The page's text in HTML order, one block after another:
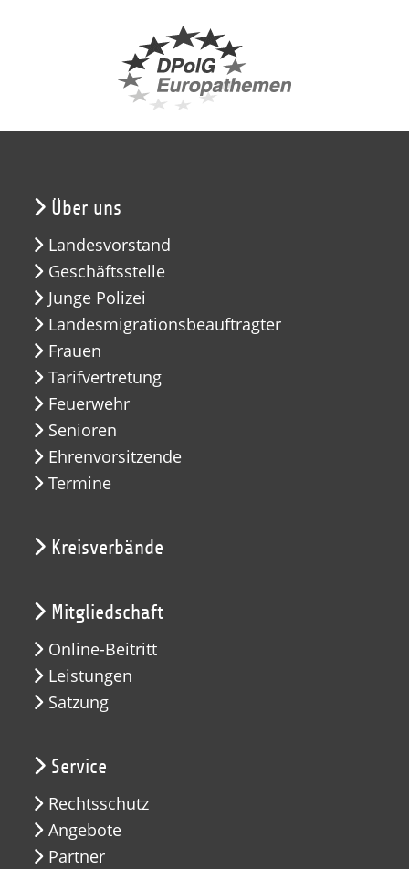
Über uns
Landesvorstand
Geschäftsstelle
Junge Polizei
Landesmigrationsbeauftragter
Frauen
Tarifvertretung
Feuerwehr
Senioren
Ehrenvorsitzende
Termine
Kreisverbände
Mitgliedschaft
Online-Beitritt
Leistungen
Satzung
Service
Rechtsschutz
Angebote
Partner